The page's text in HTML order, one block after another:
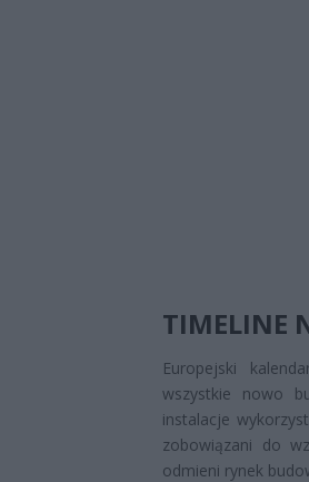
TIMELINE
Europejski
wszystkie nowo
instalacje
zobowiązani do
odmieni rynek